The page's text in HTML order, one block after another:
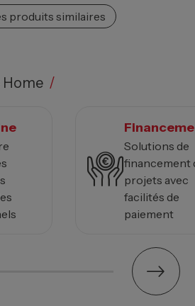
produits similaires
Home /
Solutions de
financement
projets avec
facilités de
paiement